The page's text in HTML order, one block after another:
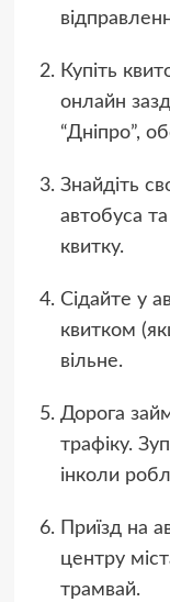
Купіть
онлайн
“Дніпро”,
Знайдіть
автобуса
квитку.
Сідайте у
квитком
вільне.
Дорога
трафіку.
інколи
Приїзд на
центру
трамвай.